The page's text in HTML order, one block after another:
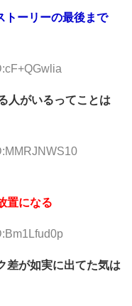
トーリーの最後まで
人がいるってことは
置になる
差が如実に出てた気は